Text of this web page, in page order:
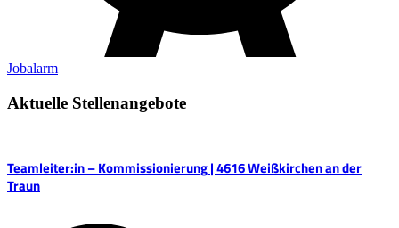
Jobalarm
Aktuelle Stellenangebote
Teamleiter:in – Kommissionierung | 4616 Weißkirchen an der
Traun